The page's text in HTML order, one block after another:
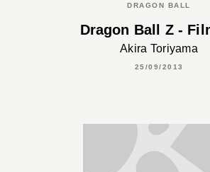
DRAGON BALL
Dragon Ball Z -
Akira Toriyama
25/09/2013